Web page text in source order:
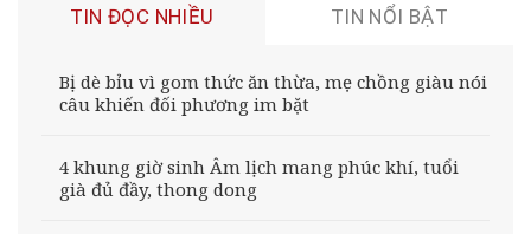
TIN ĐỌC NHIỀU TIN NỔI BẬT
Bị dè bỉu vì gom thức ăn thừa, mẹ chồng giàu nói
câu khiến đối phương im bặt
4 khung giờ sinh Âm lịch mang phúc khí, tuổi
già đủ đầy, thong dong